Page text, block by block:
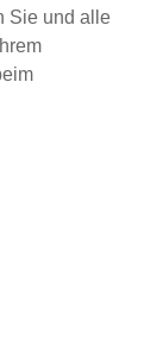
Sie und alle